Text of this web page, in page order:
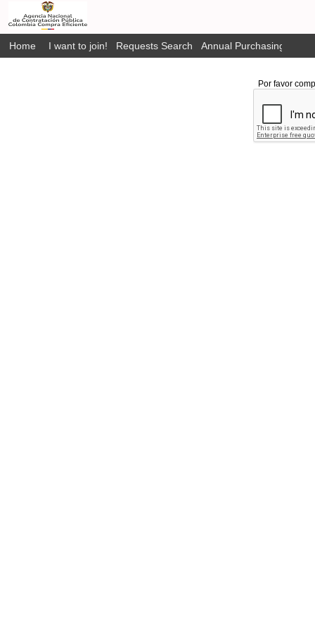
Home I want to join! Requests Search Annual Purchasing Plan
Por favor